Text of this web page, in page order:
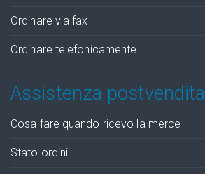
Ordinare via fax
Ordinare telefonicamente
Assistenza postvendita
Cosa fare quando ricevo la merce
Stato ordini